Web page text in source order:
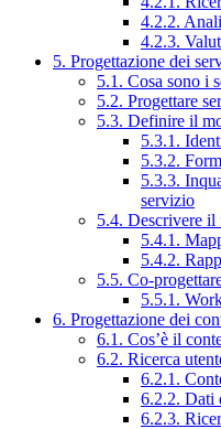
4.2.2.
4.2.3.
5. Progettazione dei
5.1. Cosa sono i
5.2. Progettare
5.3. Definire il
5.3.1.
5.3.2.
5.3.3.
servizio
5.4. Descrivere
5.4.1.
5.4.2.
5.5. Co-
5.5.1.
6. Progettazione dei
6.1. Cos’è il
6.2. Ricerca
6.2.1.
6.2.2. Dati
6.2.3.